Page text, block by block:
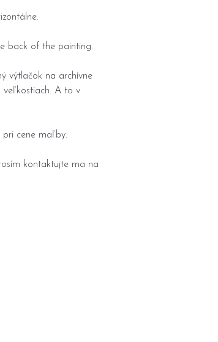
back of the painting.
výtlačok na archívne
veľkostiach. A to v
pri cene maľby.
kontaktujte ma na